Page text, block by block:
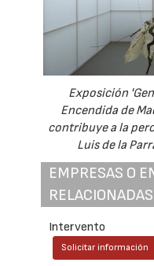
Exposición
Encendida de
contribuye a la
Luis de la
EMPRESAS O
RELACIONADAS
Intervento
Solicitar información